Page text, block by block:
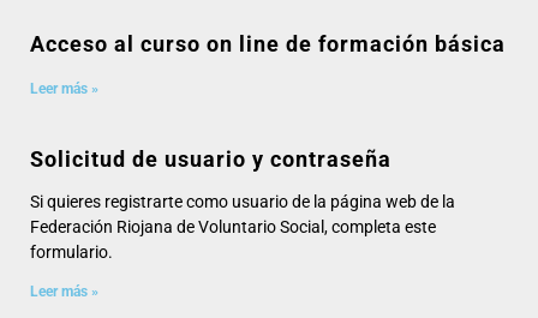
Acceso al curso on line de formación básica
Leer más »
Solicitud de usuario y contraseña
Si quieres registrarte como usuario de la página web de la
Federación Riojana de Voluntario Social, completa este
formulario.
Leer más »